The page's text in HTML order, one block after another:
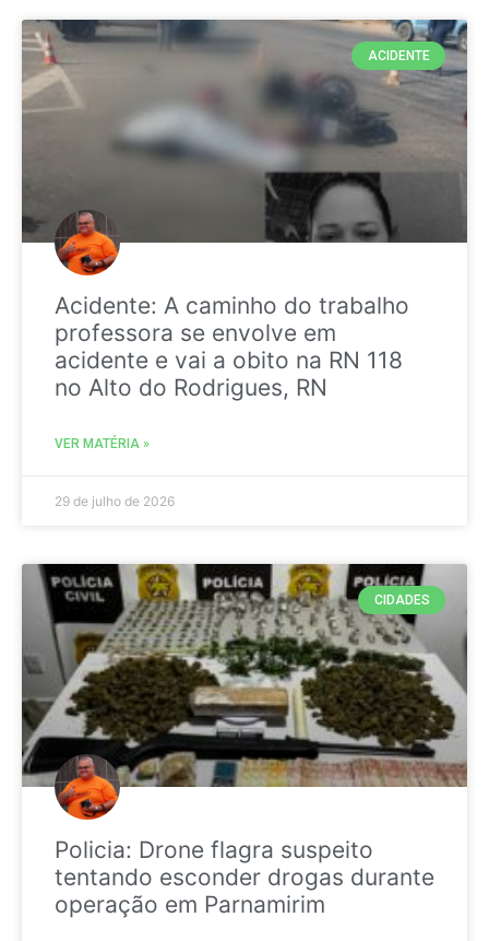
ACIDENTE
Acidente: A caminho do trabalho
professora se envolve em
acidente e vai a obito na RN 118
no Alto do Rodrigues, RN
VER MATÉRIA »
29 de julho de 2026
CIDADES
Policia: Drone flagra suspeito
tentando esconder drogas durante
operação em Parnamirim